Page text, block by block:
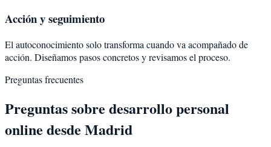
Acción y seguimiento
El autoconocimiento solo transforma cuando va acompañado de
acción. Diseñamos pasos concretos y revisamos el proceso.
Preguntas frecuentes
Preguntas sobre desarrollo personal
online desde Madrid